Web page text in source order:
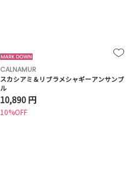
CALNAMUR
スカシアミ＆リブラメシャギーアンサンブ
ル
10,890 円
10%OFF